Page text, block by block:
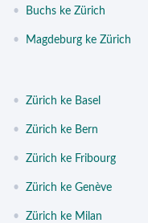
• Buchs ke Zürich
• Magdeburg ke Zürich
• Zürich ke Basel
• Zürich ke Bern
• Zürich ke Fribourg
• Zürich ke Genève
• Zürich ke Milan